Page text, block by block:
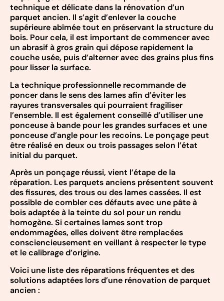
technique et délicate dans la rénovation d’un
parquet ancien. Il s’agit d’enlever la couche
supérieure abîmée tout en préservant la structure du
bois. Pour cela, il est important de commencer avec
un abrasif à gros grain qui dépose rapidement la
couche usée, puis d’alterner avec des grains plus fins
pour lisser la surface.
La technique professionnelle recommande de
poncer dans le sens des lames afin d’éviter les
rayures transversales qui pourraient fragiliser
l’ensemble. Il est également conseillé d’utiliser une
ponceuse à bande pour les grandes surfaces et une
ponceuse d’angle pour les recoins. Le ponçage peut
être réalisé en deux ou trois passages selon l’état
initial du parquet.
Après un ponçage réussi, vient l’étape de la
réparation. Les parquets anciens présentent souvent
des fissures, des trous ou des lames cassées. Il est
possible de combler ces défauts avec une pâte à
bois adaptée à la teinte du sol pour un rendu
homogène. Si certaines lames sont trop
endommagées, elles doivent être remplacées
consciencieusement en veillant à respecter le type
et le calibrage d’origine.
Voici une liste des réparations fréquentes et des
solutions adaptées lors d’une rénovation de parquet
ancien :